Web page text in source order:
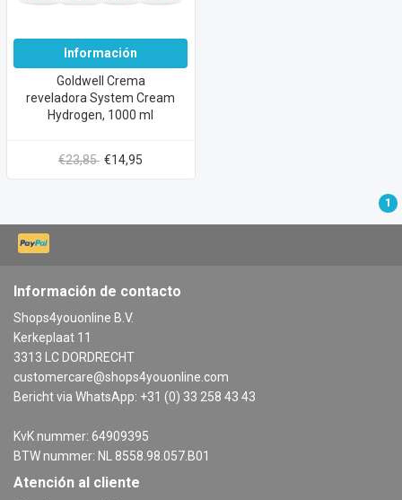
Información
Goldwell Crema
reveladora System Cream
Hydrogen, 1000 ml
€23,85 €14,95
1
Información de contacto
Shops4youonline B.V.
Kerkeplaat 11
3313 LC DORDRECHT
customercare@shops4youonline.com
Bericht via WhatsApp: +31 (0) 33 258 43 43
KvK nummer: 64909395
BTW nummer: NL 8558.98.057.B01
Atención al cliente